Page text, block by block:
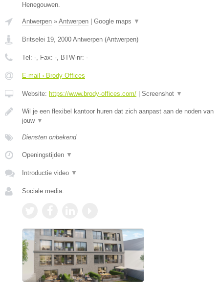
Henegouwen.
Antwerpen » Antwerpen | Google maps ▼
Britselei 19 2000 Antwerpen (Antwerpen)
Tel: - , Fax: - , BTW-nr: -
E-mail › Brody Offices
Website: https://www.brody-offices.com/ | Screenshot ▼
Wil je een flexibel kantoor huren dat zich aanpast aan de noden van
jouw ▼
Diensten onbekend
Openingstijden ▼
Introductie video ▼
Sociale media: